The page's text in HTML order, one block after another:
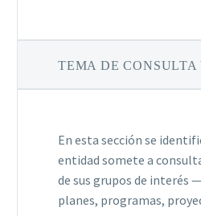
TEMA DE CONSULTA
En esta sección se
entidad somete a
de sus grupos de interés
planes, programas,